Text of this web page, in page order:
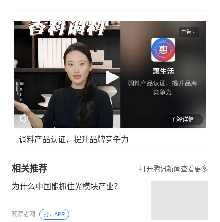
广告
了解详情
调料产品认证，提升品牌竞争力
相关推荐 打开腾讯新闻查看更多
为什么中国能抓住光模块产业？
观察者网 打开APP